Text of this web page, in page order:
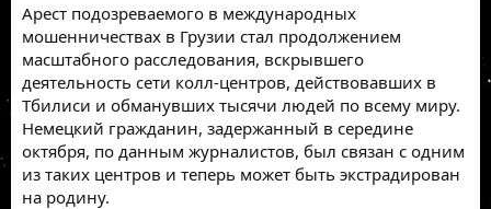
Арест подозреваемого в международных
мошенничествах в Грузии стал продолжением
масштабного расследования, вскрывшего
деятельность сети колл-центров, действовавших в
Тбилиси и обманувших тысячи людей по всему миру.
Немецкий гражданин, задержанный в середине
октября, по данным журналистов, был связан с одним
из таких центров и теперь может быть экстрадирован
на родину.